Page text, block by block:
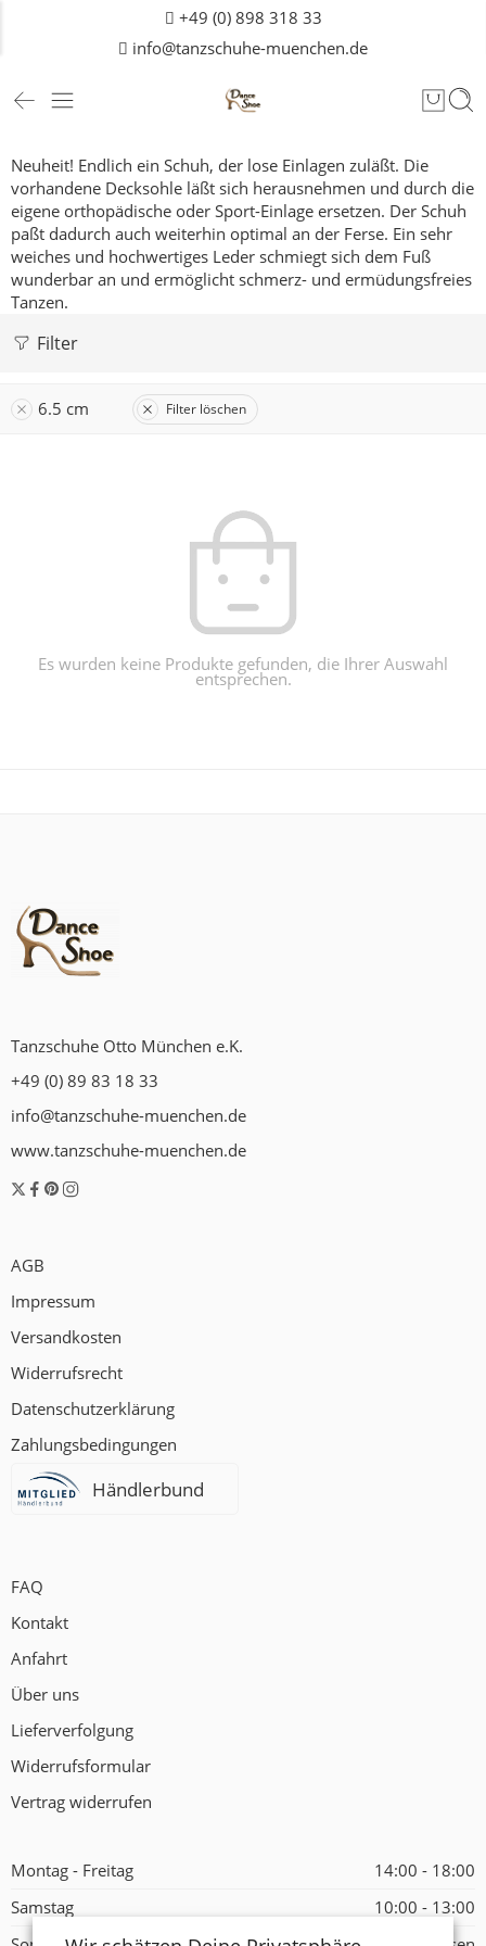
+49 (0) 898 318 33
info@tanzschuhe-muenchen.de
Neuheit! Endlich ein Schuh, der lose Einlagen zuläßt. Die
vorhandene Decksohle läßt sich herausnehmen und durch die
eigene orthopädische oder Sport-Einlage ersetzen. Der Schuh
paßt dadurch auch weiterhin optimal an der Ferse. Ein sehr
weiches und hochwertiges Leder schmiegt sich dem Fuß
wunderbar an und ermöglicht schmerz- und ermüdungsfreies
Tanzen.
Filter
6.5 cm Filter löschen
Es wurden keine Produkte gefunden, die Ihrer Auswahl
entsprechen.
Tanzschuhe Otto München e.K.
+49 (0) 89 83 18 33
info@tanzschuhe-muenchen.de
www.tanzschuhe-muenchen.de
AGB
Impressum
Versandkosten
Widerrufsrecht
Datenschutzerklärung
Zahlungsbedingungen
Händlerbund
FAQ
Kontakt
Anfahrt
Über uns
Lieferverfolgung
Widerrufsformular
Vertrag widerrufen
Montag - Freitag
14:00 - 18:00
Samstag
10:00 - 13:00